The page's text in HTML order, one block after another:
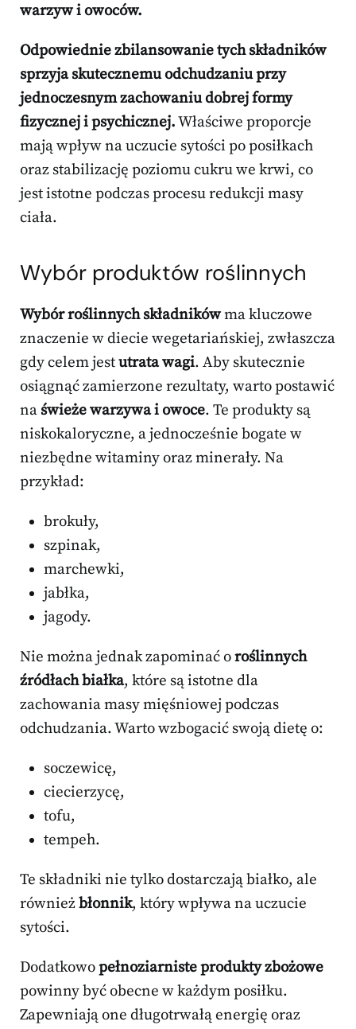
warzyw i owoców.
Odpowiednie zbilansowanie tych składników
sprzyja skutecznemu odchudzaniu przy
jednoczesnym zachowaniu dobrej formy
fizycznej i psychicznej.Właściwe proporcje
mają wpływ na uczucie sytości po posiłkach
oraz stabilizację poziomu cukru we krwi, co
jest istotne podczas procesu redukcji masy
ciała.
Wybór produktów roślinnych
Wybór roślinnych składnikówma kluczowe
znaczenie w diecie wegetariańskiej, zwłaszcza
gdy celem jestutrata wagi. Aby skutecznie
osiągnąć zamierzone rezultaty, warto postawić
na świeże warzywa i owoce. Te produkty są
niskokaloryczne, a jednocześnie bogate w
niezbędne witaminy oraz minerały. Na
przykład:
brokuły,
szpinak,
marchewki,
jabłka,
jagody.
Nie można jednak zapominać oroślinnych
źródłach białka, które są istotne dla
zachowania masy mięśniowej podczas
odchudzania. Warto wzbogacić swoją dietę o:
soczewicę,
ciecierzycę,
tofu,
tempeh.
Te składniki nie tylko dostarczają białko, ale
równieżbłonnik, który wpływa na uczucie
sytości.
Dodatkowopełnoziarniste produkty zbożowe
powinny być obecne w każdym posiłku.
Zapewniają one długotrwałą energię oraz